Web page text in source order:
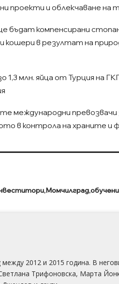
проекти и облекчаване на
бъдат компенсирани
кошери в резултат на
1,3 млн. яйца от Турция на
международни превозвачи
в контрола на храните и
Момчилград
2012 и 2015 година. В
Трифоновска, Марта